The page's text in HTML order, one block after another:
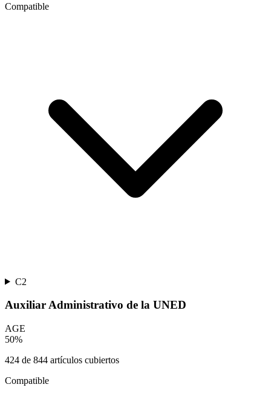
Compatible
C2
Auxiliar Administrativo de la UNED
AGE
50%
424 de 844 artículos cubiertos
Compatible